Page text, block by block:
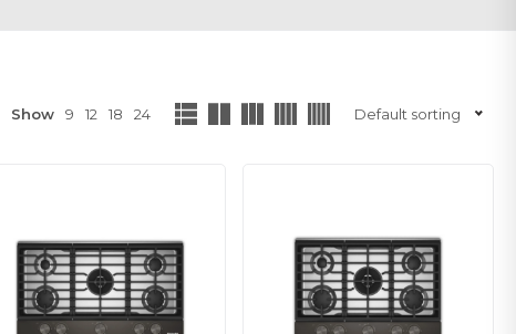
Show 9 12 18 24 Default sorting